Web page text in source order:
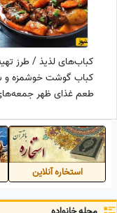
کباب‌های لذیذ / طرز
کباب گوشت خوشمزه و
طعم غذای ظهر
استخاره آنلاین